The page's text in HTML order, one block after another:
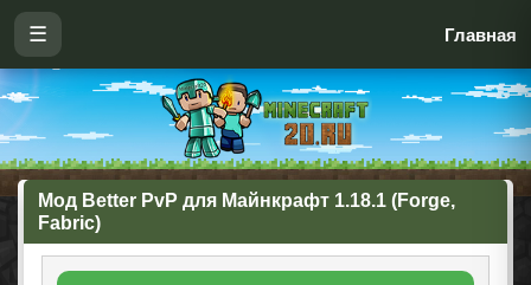
☰ Главная
Мод Better PvP для Майнкрафт 1.18.1 (Forge,
Fabric)